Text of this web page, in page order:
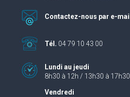
Contactez-nous par e-mail
Tél. 04 79 10 43 00
Lundi au jeudi
8h30 à 12h / 13h30 à 17h30
Vendredi